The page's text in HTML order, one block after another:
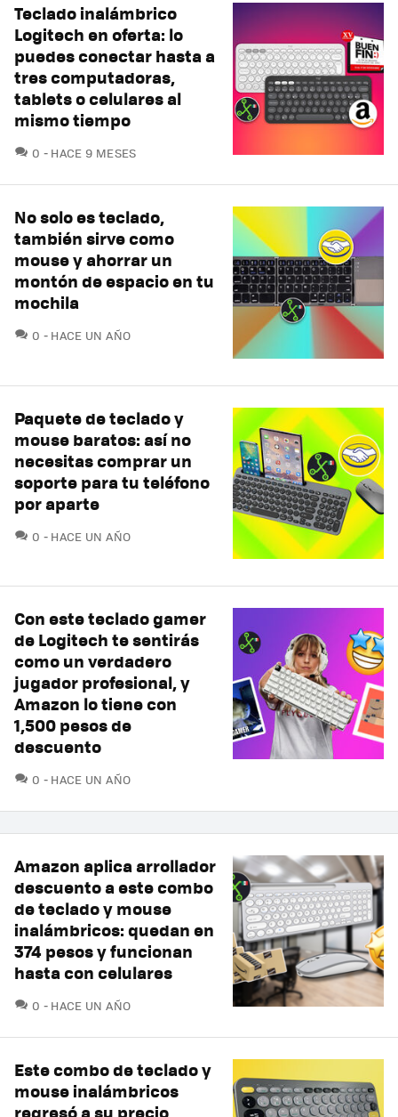
Teclado inalámbrico
Logitech en oferta: lo
puedes conectar hasta a
tres computadoras,
tablets o celulares al
mismo tiempo
0 COMENTARIOS
HACE 9 MESES
No solo es teclado,
también sirve como
mouse y ahorrar un
montón de espacio en tu
mochila
0 COMENTARIOS
HACE UN AÑO
Paquete de teclado y
mouse baratos: así no
necesitas comprar un
soporte para tu teléfono
por aparte
0 COMENTARIOS
HACE UN AÑO
Con este teclado gamer
de Logitech te sentirás
como un verdadero
jugador profesional, y
Amazon lo tiene con
1,500 pesos de
descuento
0 COMENTARIOS
HACE UN AÑO
Amazon aplica arrollador
descuento a este combo
de teclado y mouse
inalámbricos: quedan en
374 pesos y funcionan
hasta con celulares
0 COMENTARIOS
HACE UN AÑO
Este combo de teclado y
mouse inalámbricos
regresó a su precio